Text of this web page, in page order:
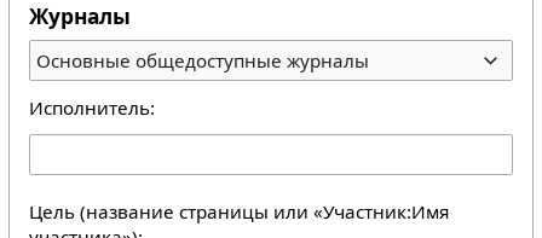
Журналы
Основные общедоступные журналы
Исполнитель:
Цель (название страницы или «Участник:Имя